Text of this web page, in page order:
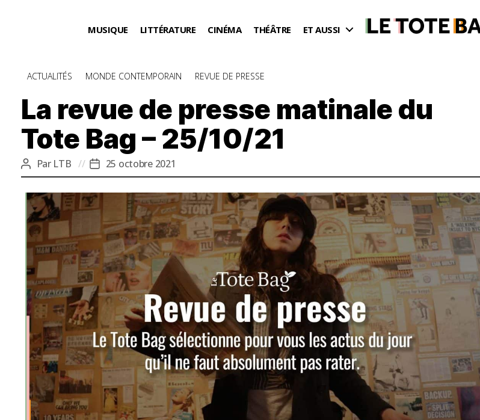
MUSIQUE LITTÉRATURE CINÉMA THÉÂTRE ET AUSSI
Catégories
ACTUALITÉS MONDE CONTEMPORAIN REVUE DE PRESSE
La revue de presse matinale du
Tote Bag – 25/10/21
Auteur
de
l’article
Par LTB
Date
de
l’article
25 octobre 2021